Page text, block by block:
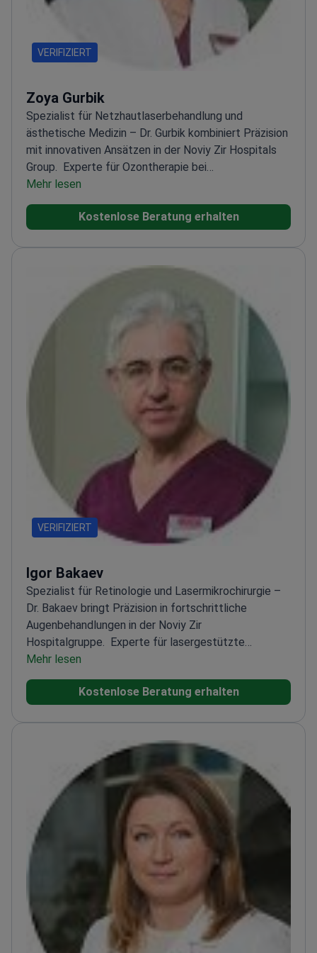
VERIFIZIERT
Zoya Gurbik
Spezialist für Netzhautlaserbehandlung und
ästhetische Medizin – Dr. Gurbik kombiniert Präzision
mit innovativen Ansätzen in der Noviy Zir Hospitals
Group.
Experte für Ozontherapie bei
Augenerkrankungen
AugenbehandlungenArbeitet mit fortschrittlichen
Mehr lesen
Kostenlose Beratung erhalten
VERIFIZIERT
Igor Bakaev
Spezialist für Retinologie und Lasermikrochirurgie –
Dr. Bakaev bringt Präzision in fortschrittliche
Augenbehandlungen in der Noviy Zir
Hospitalgruppe. Experte für lasergestützte
Kataraktchirurgie
und mikrochirurgische TechnikenVerwendet
modernste Technologie zur SehkorrekturTeil einer
Mehr lesen
Kostenlose Beratung erhalten